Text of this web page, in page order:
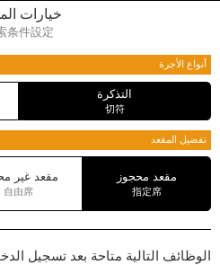
خيارات
条件設定
أنواع الأجرة
التذكرة
切符
تفضيل المقعد
مقعد محجوز
指定席
مقعد غير
自由席
الوظائف التالية متاحة بعد تسجيل